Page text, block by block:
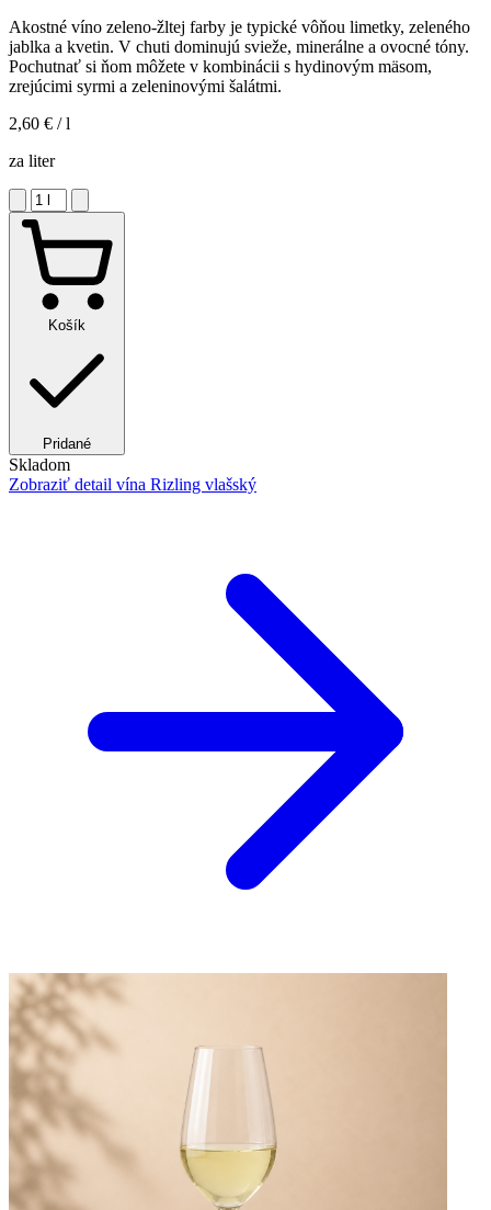
Akostné víno zeleno-žltej farby je typické vôňou limetky, zeleného
jablka a kvetin. V chuti dominujú svieže, minerálne a ovocné tóny.
Pochutnať si ňom môžete v kombinácii s hydinovým mäsom,
zrejúcimi syrmi a zeleninovými šalátmi.
2,60 € / l
za liter
Košík
Pridané
Skladom
Zobraziť detail vína Rizling vlašský